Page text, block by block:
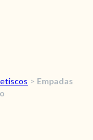
> Empadas